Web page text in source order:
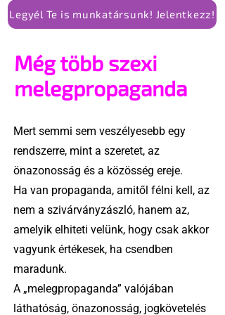
Legyél Te is munkatársunk! Jelentkezz!
Még több szexi
melegpropaganda
Mert semmi sem veszélyesebb egy
rendszerre, mint a szeretet, az
önazonosság és a közösség ereje.
Ha van propaganda, amitől félni kell, az
nem a szivárványzászló, hanem az,
amelyik elhiteti velünk, hogy csak akkor
vagyunk értékesek, ha csendben
maradunk.
A „melegpropaganda” valójában
láthatóság, önazonosság, jogkövetelés